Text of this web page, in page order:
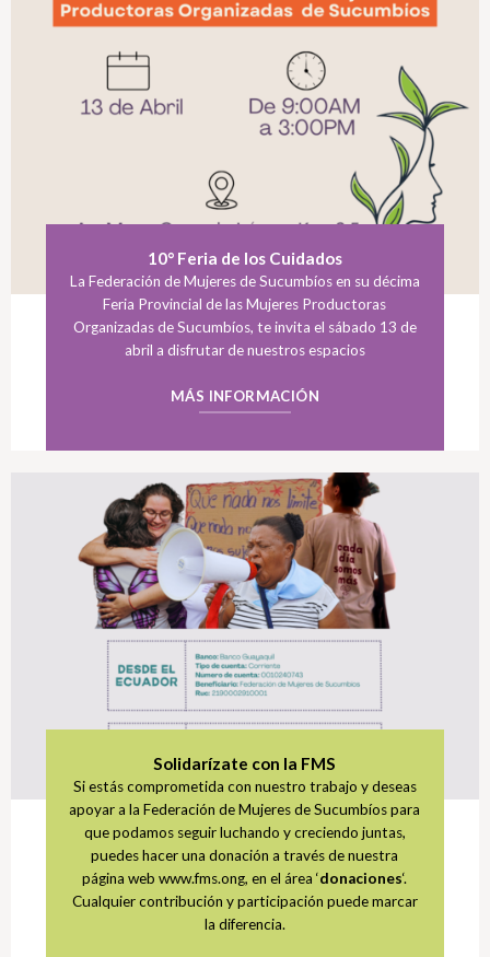
10° Feria de los Cuidados
La Federación de Mujeres de Sucumbíos en su décima
Feria Provincial de las Mujeres Productoras
Organizadas de Sucumbíos, te invita el sábado 13 de
abril a disfrutar de nuestros espacios
MÁS INFORMACIÓN
Solidarízate con la FMS
Si estás comprometida con nuestro trabajo y deseas
apoyar a la Federación de Mujeres de Sucumbíos para
que podamos seguir luchando y creciendo juntas,
puedes hacer una donación a través de nuestra
página web www.fms.ong, en el área ‘donaciones‘.
Cualquier contribución y participación puede marcar
la diferencia.